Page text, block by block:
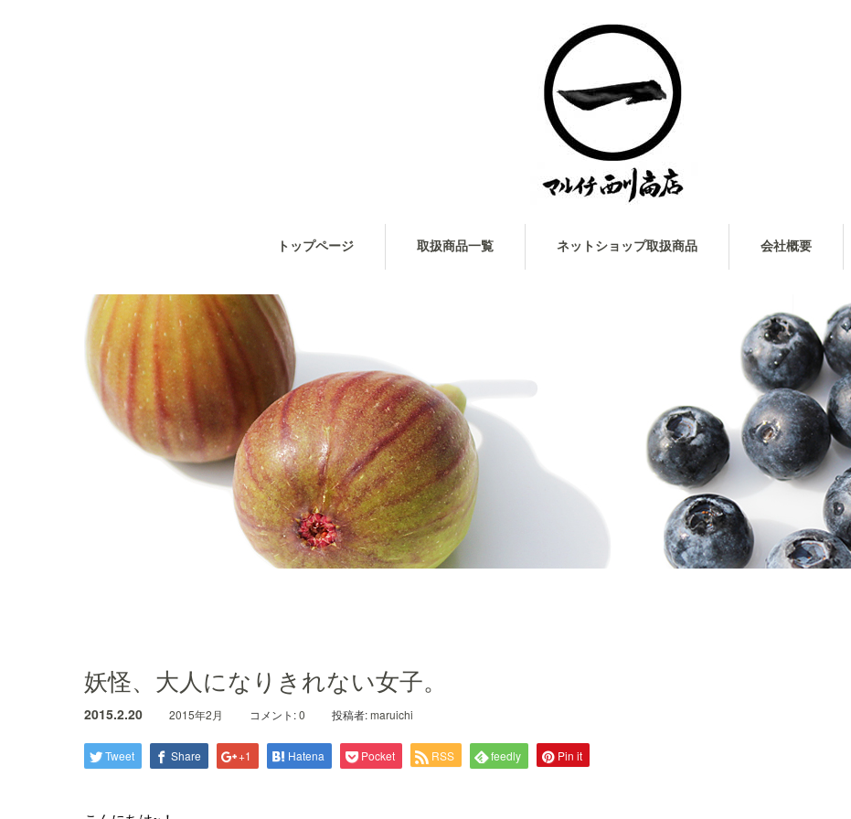
トップページ 取扱商品一覧 ネットショップ取扱商品 会社概要
妖怪、大人になりきれない女子。
2015.2.20 2015年2月 コメント:0 投稿者:maruichi
Tweet Share +1 Hatena Pocket RSS feedly Pin it